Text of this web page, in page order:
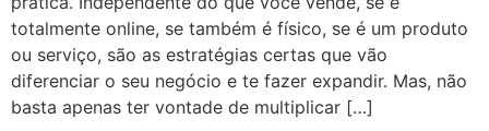
totalmente online, se também é físico, se é um produto
ou serviço, são as estratégias certas que vão
diferenciar o seu negócio e te fazer expandir. Mas, não
basta apenas ter vontade de multiplicar […]